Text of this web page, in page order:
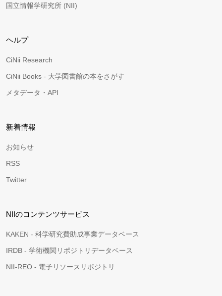
国立情報学研究所 (NII)
ヘルプ
CiNii Research
CiNii Books - 大学図書館の本をさがす
メタデータ・API
新着情報
お知らせ
RSS
Twitter
NIIのコンテンツサービス
KAKEN - 科学研究費助成事業データベース
IRDB - 学術機関リポジトリデータベース
NII-REO - 電子リソースリポジトリ